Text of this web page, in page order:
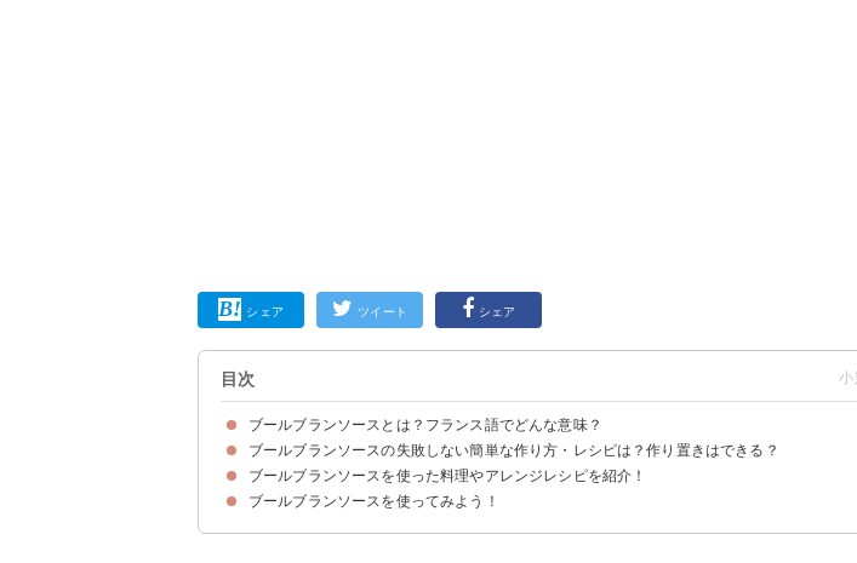
シェア ツイート シェア
目次
ブールブランソースとは？フランス語でどんな意味？
ブールブランはフランス語で白いバターという意味
ブールブランソースの味わい・香り
ブールブランソースはあまり市販されていない
ブールブランソースの失敗しない簡単な作り方・レシピは？作り置きはできる？
材料
作り方・手順
ブールブランソースは分離しやすいため作り置きには向かない
ブールブランソースを使った料理やアレンジレシピを紹介！
①白身魚のムース・パイ包み焼き
②鶏肉のソテー
③ニジマスのブールブランソース添え
ブールブランソースを使ってみよう！